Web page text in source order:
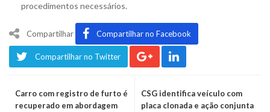
procedimentos necessários.
Compartilhar Compartilhar no Facebook
Compartilhar no Twitter
Carro com registro de furto é
recuperado em abordagem
CSG identifica veículo com
placa clonada e ação conjunta